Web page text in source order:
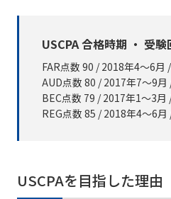
USCPA 合格時期 ・ 受験
FAR点数 90 / 2018年4～6月
AUD点数 80 / 2017年7～9月
BEC点数 79 / 2017年1～3月
REG点数 85 / 2018年4～6月
USCPAを目指した理由